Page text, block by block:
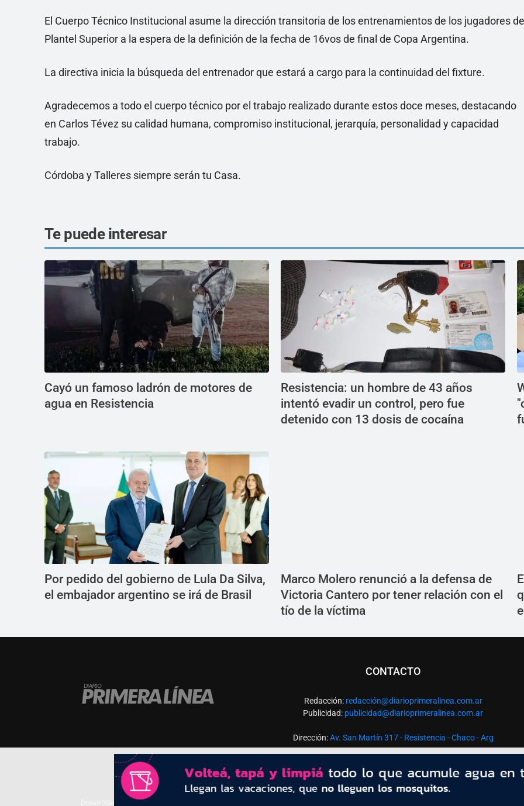
El Cuerpo Técnico Institucional asume la dirección transitoria de los entrenamientos de los jugadores
Plantel Superior a la espera de la definición de la fecha de 16vos de final de Copa Argentina.
La directiva inicia la búsqueda del entrenador que estará a cargo para la continuidad del fixture.
Agradecemos a todo el cuerpo técnico por el trabajo realizado durante estos doce meses, destacando
en Carlos Tévez su calidad humana, compromiso institucional, jerarquía, personalidad y capacidad
trabajo.
Córdoba y Talleres siempre serán tu Casa.
Te puede interesar
Cayó un famoso ladrón de motores de
agua en Resistencia
Resistencia: un hombre de 43 años
intentó evadir un control, pero fue
detenido con 13 dosis de cocaína
Por pedido del gobierno de Lula Da Silva,
el embajador argentino se irá de Brasil
Marco Molero renunció a la defensa de
Victoria Cantero por tener relación con el
tío de la víctima
CONTACTO
Redacción: redacción@diarioprimeralinea.com.ar
Publicidad: publicidad@diarioprimeralinea.com.ar
Dirección:Av. San Martín 317 - Resistencia - Chaco - Arg
TP. Web Studio